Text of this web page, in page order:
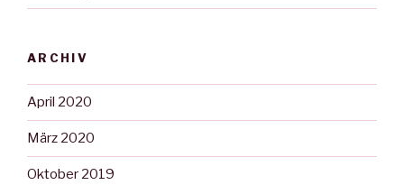
ARCHIV
April 2020
März 2020
Oktober 2019